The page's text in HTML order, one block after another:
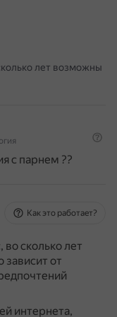
лет возможны
с парнем ??
Как это работает?
во сколько лет
от
интернета,